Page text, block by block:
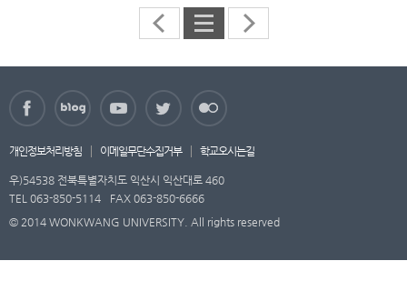
개인정보처리방침 이메일무단수집거부 학교오시는길
우)54538 전북특별자치도 익산시 익산대로 460
TEL 063-850-5114
FAX 063-850-6666
© 2014 WONKWANG UNIVERSITY. All rights reserved